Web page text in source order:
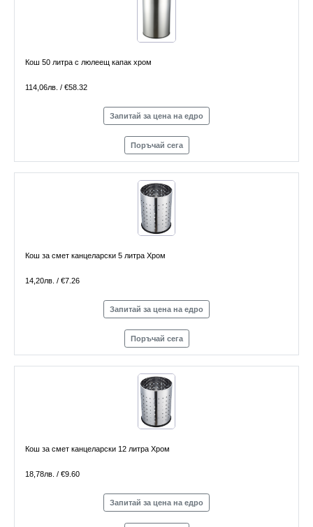
Кош 50 литра с люлеещ капак хром
114,06лв. / €58.32
Запитай за цена на едро
Поръчай сега
Кош за смет канцеларски 5 литра Хром
14,20лв. / €7.26
Запитай за цена на едро
Поръчай сега
Кош за смет канцеларски 12 литра Хром
18,78лв. / €9.60
Запитай за цена на едро